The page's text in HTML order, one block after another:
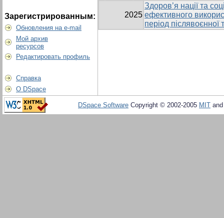
Зарегистрированным:
Обновления на e-mail
Мой архив
ресурсов
Редактировать профиль
Справка
О DSpace
2025
Здоров’я нації та
ефективного
період післявоєнної
DSpace Software Copyright © 2002-2005 MIT